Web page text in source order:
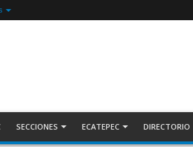
SECCIONES ECATEPEC DIRECTORIO